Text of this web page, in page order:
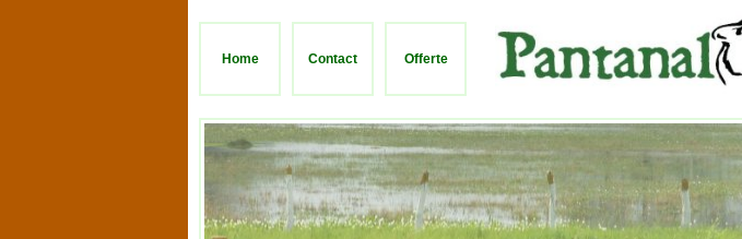
Home Contact Offerte